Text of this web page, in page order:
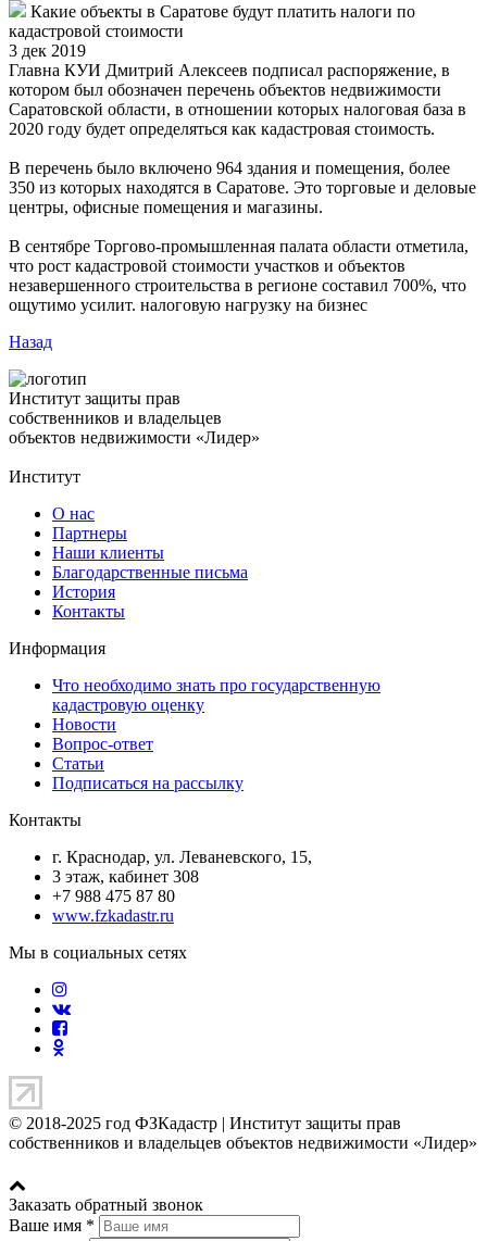
Какие объекты в Саратове будут платить налоги по
кадастровой стоимости
3 дек 2019
Главна КУИ Дмитрий Алексеев подписал распоряжение, в
котором был обозначен перечень объектов недвижимости
Саратовской области, в отношении которых налоговая база в
2020 году будет определяться как кадастровая стоимость.
В перечень было включено 964 здания и помещения, более
350 из которых находятся в Саратове. Это торговые и деловые
центры, офисные помещения и магазины.
В сентябре Торгово-промышленная палата области отметила,
что рост кадастровой стоимости участков и объектов
незавершенного строительства в регионе составил 700%, что
ощутимо усилит. налоговую нагрузку на бизнес
Назад
Институт защиты прав
собственников и владельцев
объектов недвижимости «Лидер»
Институт
О нас
Партнеры
Наши клиенты
Благодарственные письма
История
Контакты
Информация
Что необходимо знать про государственную
кадастровую оценку
Новости
Вопрос-ответ
Статьи
Подписаться на рассылку
Контакты
г. Краснодар, ул. Леваневского, 15,
3 этаж, кабинет 308
+7 988 475 87 80
www.fzkadastr.ru
Мы в социальных сетях
© 2018-2025 год ФЗКадастр | Институт защиты прав
собственников и владельцев объектов недвижимости «Лидер»
Заказать обратный звонок
Ваше имя *